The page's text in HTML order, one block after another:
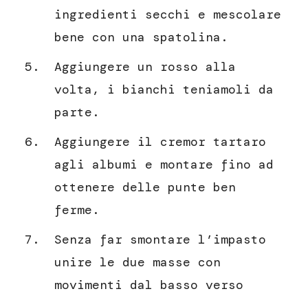
ingredienti secchi e mescolare
bene con una spatolina.
Aggiungere un rosso alla
volta, i bianchi teniamoli da
parte.
Aggiungere il cremor tartaro
agli albumi e montare fino ad
ottenere delle punte ben
ferme.
Senza far smontare l’impasto
unire le due masse con
movimenti dal basso verso